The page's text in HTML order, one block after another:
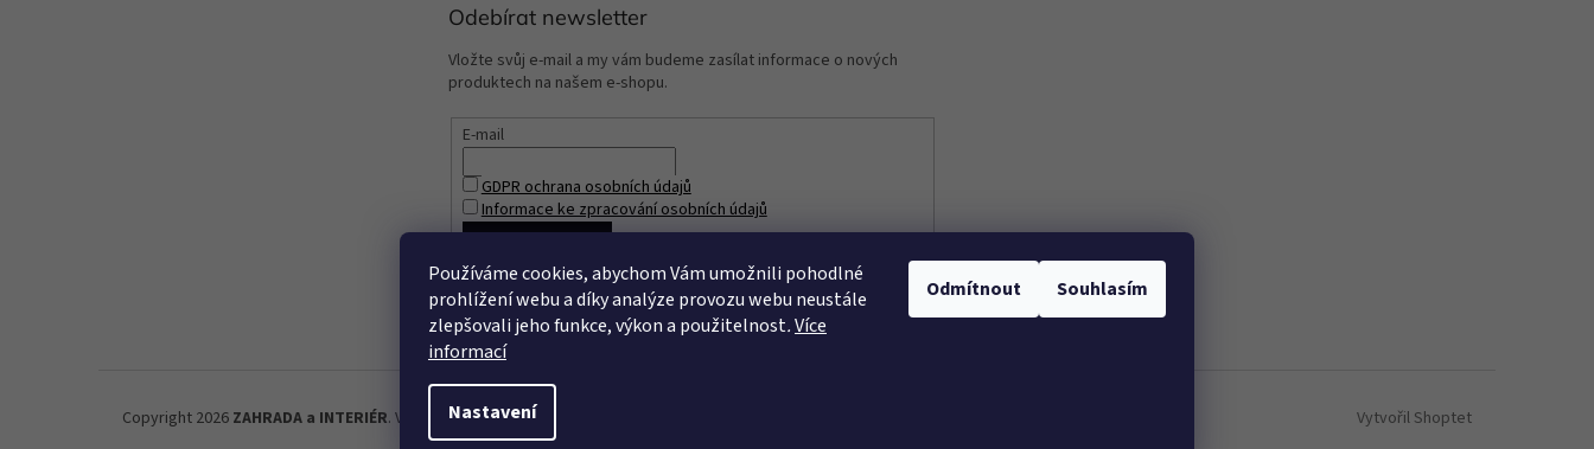
Používáme cookies, abychom Vám umožnili pohodlné
prohlížení webu a díky analýze provozu webu neustále
zlepšovali jeho funkce, výkon a použitelnost.Více
informací
Nastavení
Odmítnout Souhlasím
Odebírat newsletter
Vložte svůj e-mail a my vám budeme zasílat informace o nových
produktech na našem e-shopu.
E-mail
GDPR ochrana osobních údajů
Informace ke zpracování osobních údajů
Vytvořil Shoptet
Copyright 2026 ZAHRADA a INTERIÉR. Všechna práva vyhrazena.